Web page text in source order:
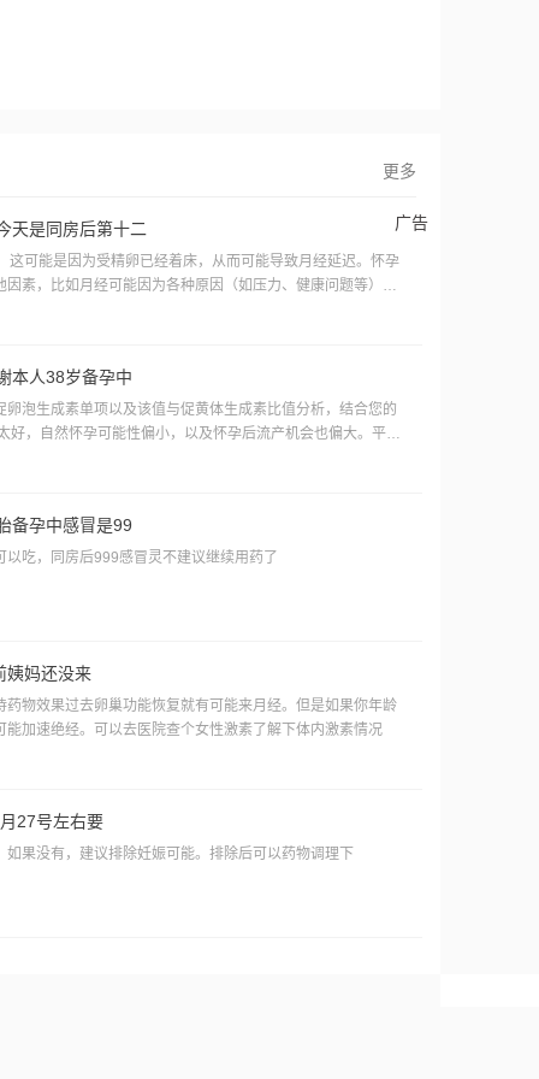
更多
广告
天是同房后第十二
这可能是因为受精卵已经着床，从而可能导致月经延迟。怀孕
素，比如月经可能因为各种原因（如压力、健康问题等）而
本人38岁备孕中
泡生成素单项以及该值与促黄体生成素比值分析，结合您的
好，自然怀孕可能性偏小，以及怀孕后流产机会也偏大。平时
备孕中感冒是99
吃，同房后999感冒灵不建议继续用药了
姨妈还没来
物效果过去卵巢功能恢复就有可能来月经。但是如果你年龄
加速绝经。可以去医院查个女性激素了解下体内激素情况
27号左右要
果没有，建议排除妊娠可能。排除后可以药物调理下